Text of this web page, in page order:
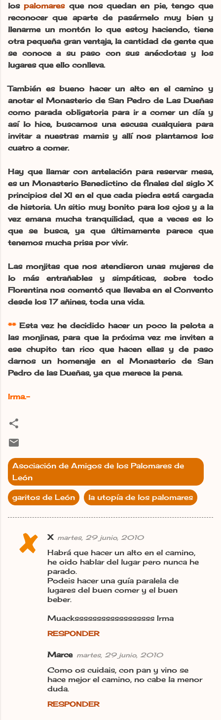
lospalomaresque nos quedan en pie, tengo que
reconocer que aparte de pasármelo muy bien y
llenarme un montón lo que estoy haciendo, tiene
otra pequeña gran ventaja, la cantidad de gente que
se conoce a su paso con sus anécdotas y los
lugares que ello conlleva.
También es bueno hacer un alto en el camino y
anotar el Monasterio de San Pedro de Las Dueñas
como parada obligatoria para ir a comer un día y
así lo hice, buscamos una escusa cualquiera para
invitar a nuestras mamis y allí nos plantamos los
cuatro a comer.
Hay que llamar con antelación para reservar mesa,
es un Monasterio Benedictino de finales del siglo X
principios del XI en el que cada piedra está cargada
de historia. Un sitio muy bonito para los ojos y a la
vez emana mucha tranquilidad, que a veces es lo
que se busca, ya que últimamente parece que
tenemos mucha prisa por vivir.
Las monjitas que nos atendieron unas mujeres de
lo más entrañables y simpáticas, sobre todo
Florentina nos comentó que llevaba en el Convento
desde los 17 añines, toda una vida.
**Esta vez he decidido hacer un poco la pelota a
las monjinas, para que la próxima vez me inviten a
ese chupito tan rico que hacen ellas y de paso
darnos un homenaje en el Monasterio de San
Pedro de las Dueñas, ya que merece la pena.
Irma.-
Asociación de Amigos de los Palomares de
León
garitos de León la utopía de los palomares
C
o
X martes, 29 junio, 2010
Habrá que hacer un alto en el camino,
he oido hablar del lugar pero nunca he
parado.
Podeis hacer una guía paralela de
lugares del buen comer y el buen
beber.
Muackssssssssssssssssss Irma
RESPONDER
Marce martes, 29 junio, 2010
Como os cuidais, con pan y vino se
hace mejor el camino, no cabe la menor
duda.
RESPONDER